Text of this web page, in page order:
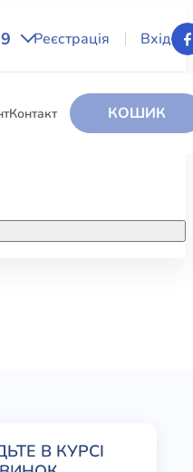
Реєстрація Вхід
Контакт КОШИК